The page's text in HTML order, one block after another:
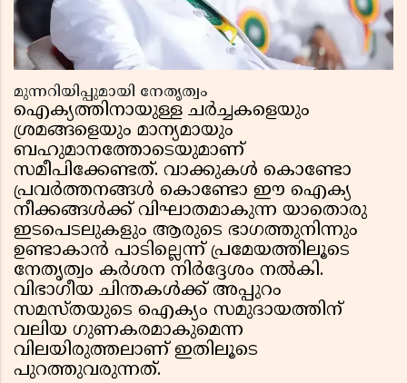
മുന്നറിയിപ്പുമായി നേതൃത്വം
ഐക്യത്തിനായുള്ള ചർച്ചകളെയും
ശ്രമങ്ങളെയും മാന്യമായും
ബഹുമാനത്തോടെയുമാണ്
സമീപിക്കേണ്ടത്. വാക്കുകൾ കൊണ്ടോ
പ്രവർത്തനങ്ങൾ കൊണ്ടോ ഈ ഐക്യ
നീക്കങ്ങൾക്ക് വിഘാതമാകുന്ന യാതൊരു
ഇടപെടലുകളും ആരുടെ ഭാഗത്തുനിന്നും
ഉണ്ടാകാൻ പാടില്ലെന്ന് പ്രമേയത്തിലൂടെ
നേതൃത്വം കർശന നിർദ്ദേശം നൽകി.
വിഭാഗീയ ചിന്തകൾക്ക് അപ്പുറം
സമസ്തയുടെ ഐക്യം സമുദായത്തിന്
വലിയ ഗുണകരമാകുമെന്ന
വിലയിരുത്തലാണ് ഇതിലൂടെ
പുറത്തുവരുന്നത്.